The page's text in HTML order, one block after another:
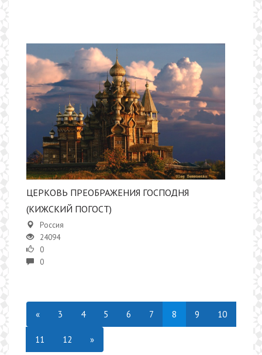
ЦЕРКОВЬ ПРЕОБРАЖЕНИЯ ГОСПОДНЯ
(КИЖСКИЙ ПОГОСТ)
Россия
24094
0
0
« 3 4 5 6 7 8 9 10
11 12 »